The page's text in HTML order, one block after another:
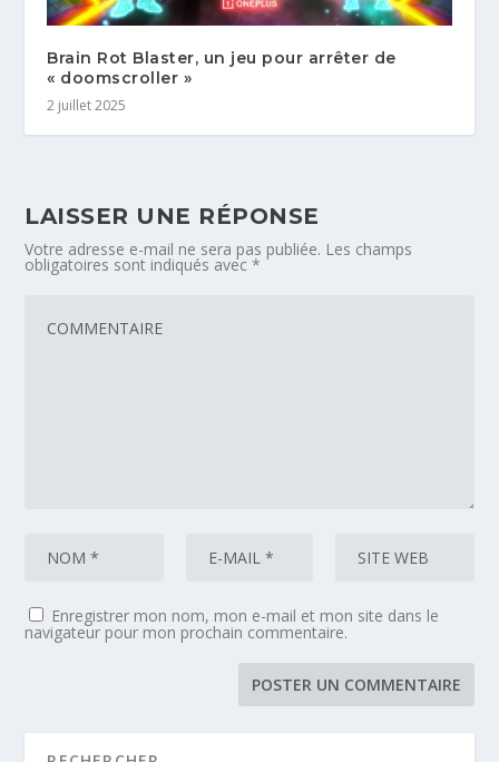
Brain Rot Blaster, un jeu pour arrêter de
« doomscroller »
2 juillet 2025
LAISSER UNE RÉPONSE
Votre adresse e-mail ne sera pas publiée. Les champs
obligatoires sont indiqués avec*
Enregistrer mon nom, mon e-mail et mon site dans le
navigateur pour mon prochain commentaire.